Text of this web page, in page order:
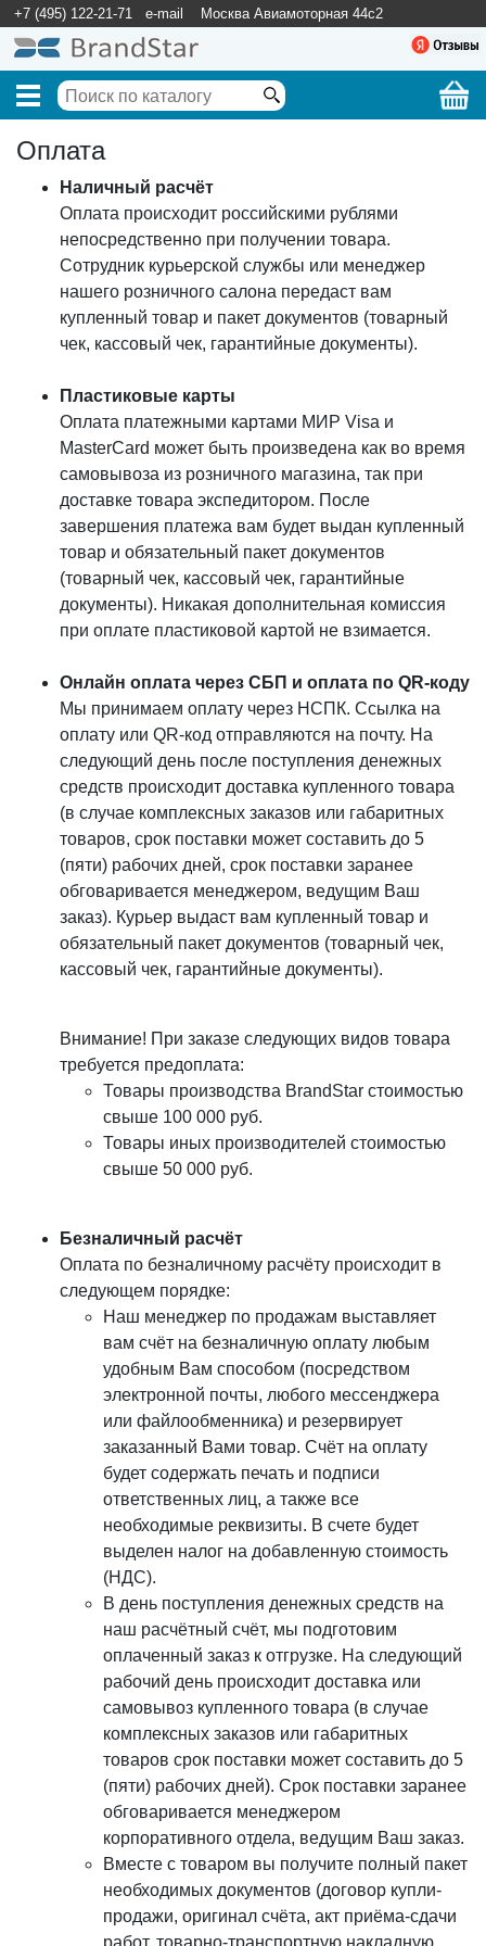
+7 (495) 122-21-71 e-mail Москва Авиамоторная 44с2
Оплата
Наличный расчёт
Оплата происходит российскими рублями
непосредственно при получении товара.
Сотрудник курьерской службы или менеджер
нашего розничного салона передаст вам
купленный товар и пакет документов (товарный
чек, кассовый чек, гарантийные документы).
Пластиковые карты
Оплата платежными картами МИР Visa и
MasterCard может быть произведена как во время
самовывоза из розничного магазина, так при
доставке товара экспедитором. После
завершения платежа вам будет выдан купленный
товар и обязательный пакет документов
(товарный чек, кассовый чек, гарантийные
документы). Никакая дополнительная комиссия
при оплате пластиковой картой не взимается.
Онлайн оплата через СБП и оплата по QR-коду
Мы принимаем оплату через НСПК. Ссылка на
оплату или QR-код отправляются на почту. На
следующий день после поступления денежных
средств происходит доставка купленного товара
(в случае комплексных заказов или габаритных
товаров, срок поставки может составить до 5
(пяти) рабочих дней, срок поставки заранее
обговаривается менеджером, ведущим Ваш
заказ). Курьер выдаст вам купленный товар и
обязательный пакет документов (товарный чек,
кассовый чек, гарантийные документы).
Внимание! При заказе следующих видов товара
требуется предоплата:
Товары производства BrandStar стоимостью
свыше 100 000 руб.
Товары иных производителей стоимостью
свыше 50 000 руб.
Безналичный расчёт
Оплата по безналичному расчёту происходит в
следующем порядке:
Наш менеджер по продажам выставляет
вам счёт на безналичную оплату любым
удобным Вам способом (посредством
электронной почты, любого мессенджера
или файлообменника) и резервирует
заказанный Вами товар. Счёт на оплату
будет содержать печать и подписи
ответственных лиц, а также все
необходимые реквизиты. В счете будет
выделен налог на добавленную стоимость
(НДС).
В день поступления денежных средств на
наш расчётный счёт, мы подготовим
оплаченный заказ к отгрузке. На следующий
рабочий день происходит доставка или
самовывоз купленного товара (в случае
комплексных заказов или габаритных
товаров срок поставки может составить до 5
(пяти) рабочих дней). Срок поставки заранее
обговаривается менеджером
корпоративного отдела, ведущим Ваш заказ.
Вместе с товаром вы получите полный пакет
необходимых документов (договор купли-
продажи, оригинал счёта, акт приёма-сдачи
работ, товарно-транспортную накладную,